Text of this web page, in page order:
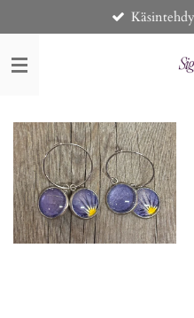
pääsisältöön
Käsintehdyt ja kotimaiset